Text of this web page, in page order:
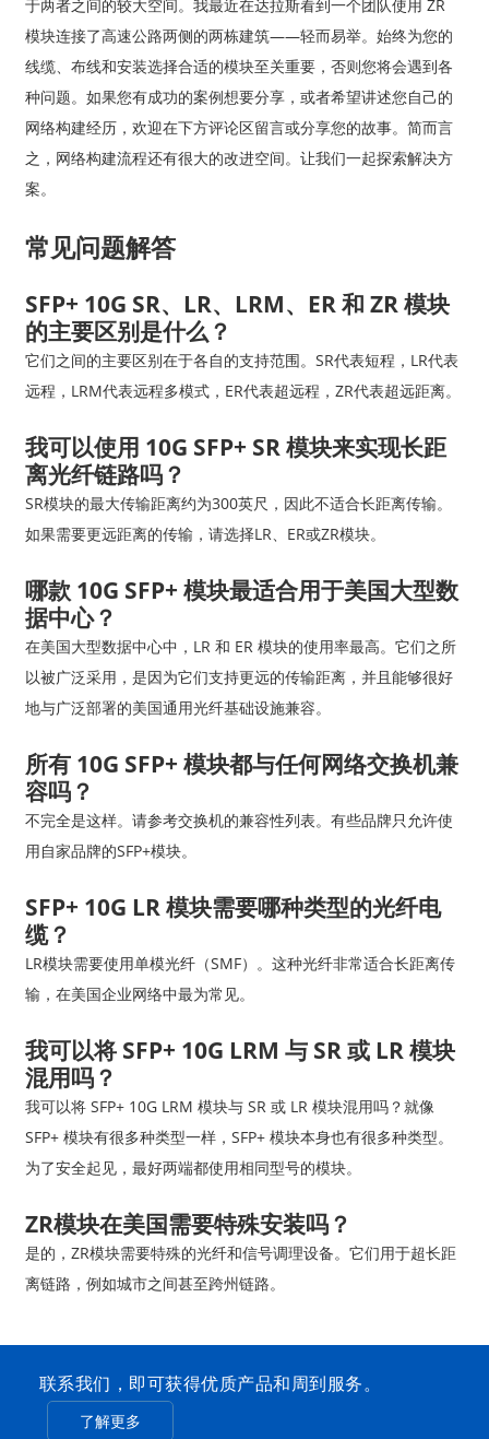
于两者之间的较大空间。我最近在达拉斯看到一个团队使用 ZR
模块连接了高速公路两侧的两栋建筑——轻而易举。始终为您的
线缆、布线和安装选择合适的模块至关重要，否则您将会遇到各
种问题。如果您有成功的案例想要分享，或者希望讲述您自己的
网络构建经历，欢迎在下方评论区留言或分享您的故事。简而言
之，网络构建流程还有很大的改进空间。让我们一起探索解决方
案。
常见问题解答
SFP+ 10G SR、LR、LRM、ER 和 ZR 模块
的主要区别是什么？
它们之间的主要区别在于各自的支持范围。SR代表短程，LR代表
远程，LRM代表远程多模式，ER代表超远程，ZR代表超远距离。
我可以使用 10G SFP+ SR 模块来实现长距
离光纤链路吗？
SR模块的最大传输距离约为300英尺，因此不适合长距离传输。
如果需要更远距离的传输，请选择LR、ER或ZR模块。
哪款 10G SFP+ 模块最适合用于美国大型数
据中心？
在美国大型数据中心中，LR 和 ER 模块的使用率最高。它们之所
以被广泛采用，是因为它们支持更远的传输距离，并且能够很好
地与广泛部署的美国通用光纤基础设施兼容。
所有 10G SFP+ 模块都与任何网络交换机兼
容吗？
不完全是这样。请参考交换机的兼容性列表。有些品牌只允许使
用自家品牌的SFP+模块。
SFP+ 10G LR 模块需要哪种类型的光纤电
缆？
LR模块需要使用单模光纤（SMF）。这种光纤非常适合长距离传
输，在美国企业网络中最为常见。
我可以将 SFP+ 10G LRM 与 SR 或 LR 模块
混用吗？
我可以将 SFP+ 10G LRM 模块与 SR 或 LR 模块混用吗？就像
SFP+ 模块有很多种类型一样，SFP+ 模块本身也有很多种类型。
为了安全起见，最好两端都使用相同型号的模块。
ZR模块在美国需要特殊安装吗？
是的，ZR模块需要特殊的光纤和信号调理设备。它们用于超长距
离链路，例如城市之间甚至跨州链路。
联系我们，即可获得优质产品和周到服务。
了解更多